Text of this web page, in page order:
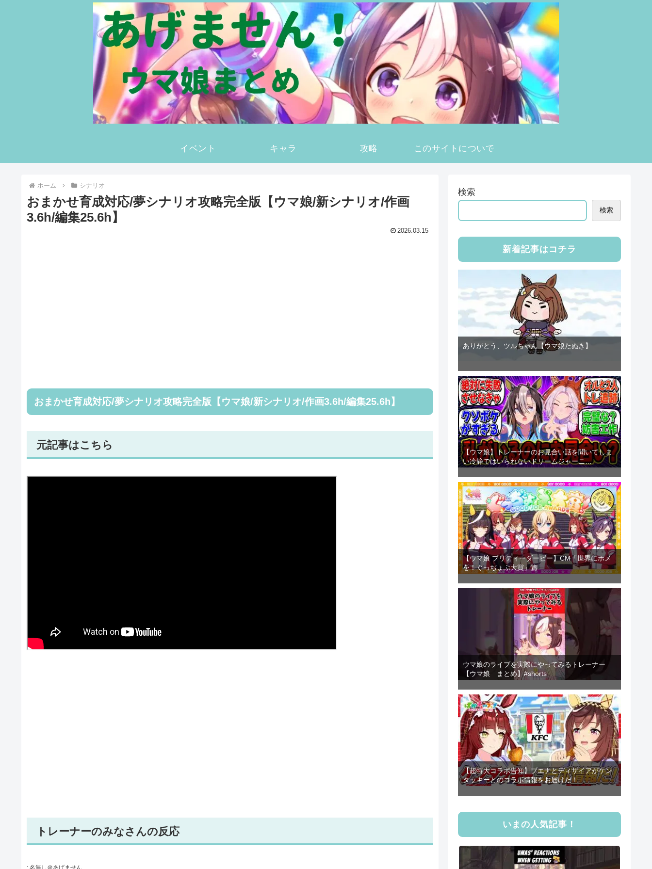
イベント キャラ 攻略 このサイトについて
ホーム シナリオ
おまかせ育成対応/夢シナリオ攻略完全版【ウマ娘/新シナリオ/作画
3.6h/編集25.6h】
2026.03.15
おまかせ育成対応/夢シナリオ攻略完全版【ウマ娘/新シナリオ/作画3.6h/編集25.6h】
元記事はこちら
トレーナーのみなさんの反応
: 名無し＠あげません
検索
検索
新着記事はコチラ
ありがとう、ツルちゃん【ウマ娘たぬき】
【ウマ娘】トレーナーのお見合い話を聞いてしま
い冷静ではいられないドリームジャーニ…
【ウマ娘 プリティーダービー】CM「世界にホメ
を！ぐっぢょぶ大賞」篇
ウマ娘のライブを実際にやってみるトレーナー
【ウマ娘 まとめ】#shorts
【超特大コラボ告知】ブエナとディザイアがケン
タッキーとのコラボ情報をお届けだ！
いまの人気記事！